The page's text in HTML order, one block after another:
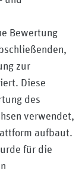
Bewertung
zur
Diese
des
verwendet,
aufbaut.
für die